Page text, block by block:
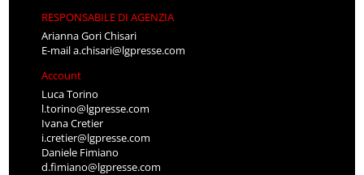
RESPONSABILE DI AGENZIA
Arianna Gori Chisari
E-maila.chisari@lgpresse.com
Account
Luca Torino
l.torino@lgpresse.com
Ivana Cretier
i.cretier@lgpresse.com
Daniele Fimiano
d.fimiano@lgpresse.com